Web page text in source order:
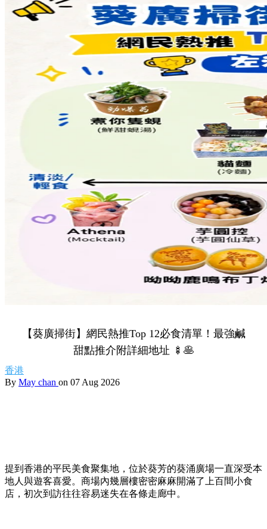
點擊觀看全部相片:
中文(繁) 美食 美食香港美食尖沙咀美食尖
沙咀好去處
尖沙咀 / 佐敦 / 油麻地
foodcourt 美食廣場